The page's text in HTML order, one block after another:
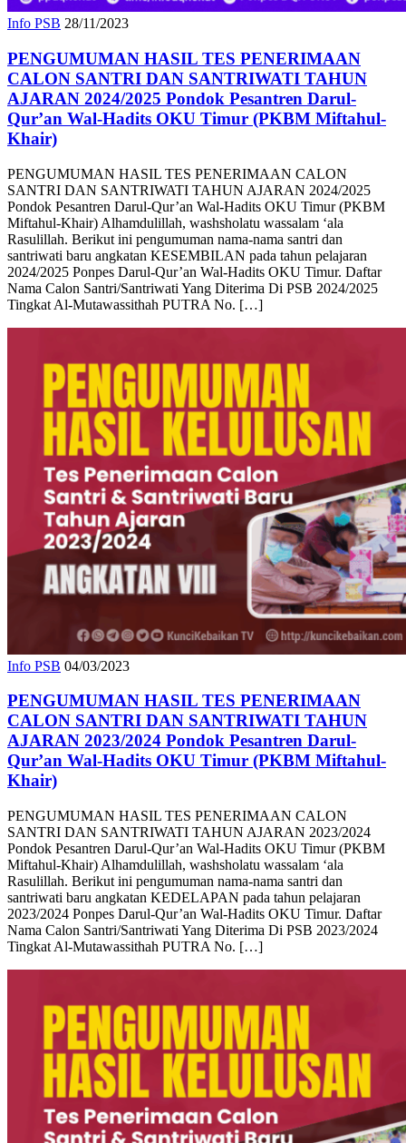
PENGUMUMAN HASIL TES PENERIMAAN
CALON SANTRI DAN SANTRIWATI TAHUN
AJARAN 2024/2025 Pondok Pesantren Darul-
Qur’an Wal-Hadits OKU Timur (PKBM Miftahul-
PENGUMUMAN HASIL TES PENERIMAAN CALON
SANTRI DAN SANTRIWATI TAHUN AJARAN 2024/2025
Pondok Pesantren Darul-Qur’an Wal-Hadits OKU Timur (PKBM
Miftahul-Khair) Alhamdulillah, washsholatu wassalam ‘ala
Rasulillah. Berikut ini pengumuman nama-nama santri dan
santriwati baru angkatan KESEMBILAN pada tahun pelajaran
2024/2025 Ponpes Darul-Qur’an Wal-Hadits OKU Timur. Daftar
Nama Calon Santri/Santriwati Yang Diterima Di PSB 2024/2025
PENGUMUMAN HASIL TES PENERIMAAN
CALON SANTRI DAN SANTRIWATI TAHUN
AJARAN 2023/2024 Pondok Pesantren Darul-
Qur’an Wal-Hadits OKU Timur (PKBM Miftahul-
PENGUMUMAN HASIL TES PENERIMAAN CALON
SANTRI DAN SANTRIWATI TAHUN AJARAN 2023/2024
Pondok Pesantren Darul-Qur’an Wal-Hadits OKU Timur (PKBM
Miftahul-Khair) Alhamdulillah, washsholatu wassalam ‘ala
Rasulillah. Berikut ini pengumuman nama-nama santri dan
santriwati baru angkatan KEDELAPAN pada tahun pelajaran
2023/2024 Ponpes Darul-Qur’an Wal-Hadits OKU Timur. Daftar
Nama Calon Santri/Santriwati Yang Diterima Di PSB 2023/2024